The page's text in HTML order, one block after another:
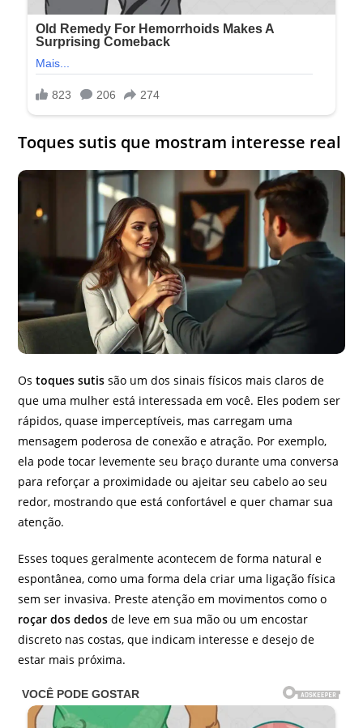
Toques sutis que mostram interesse real
Ostoques sutis são um dos sinais físicos mais claros de
que uma mulher está interessada em você. Eles podem ser
rápidos, quase imperceptíveis, mas carregam uma
mensagem poderosa de conexão e atração. Por exemplo,
ela pode tocar levemente seu braço durante uma conversa
para reforçar a proximidade ou ajeitar seu cabelo ao seu
redor, mostrando que está confortável e quer chamar sua
atenção.
Esses toques geralmente acontecem de forma natural e
espontânea, como uma forma dela criar uma ligação física
sem ser invasiva. Preste atenção em movimentos como o
roçar dos dedos de leve em sua mão ou um encostar
discreto nas costas, que indicam interesse e desejo de
estar mais próxima.